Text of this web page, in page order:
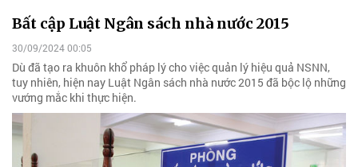
Bất cập Luật Ngân sách nhà nước 2015
30/09/2024 00:05
Dù đã tạo ra khuôn khổ pháp lý cho việc quản lý hiệu quả NSNN,
tuy nhiên, hiện nay Luật Ngân sách nhà nước 2015 đã bộc lộ những
vướng mắc khi thực hiện.